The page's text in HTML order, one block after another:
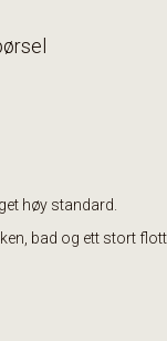
høy standard.
bad og ett stort flott